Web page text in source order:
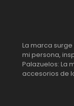
La marca
mi persona,
Palazuelos: La
accesorios de